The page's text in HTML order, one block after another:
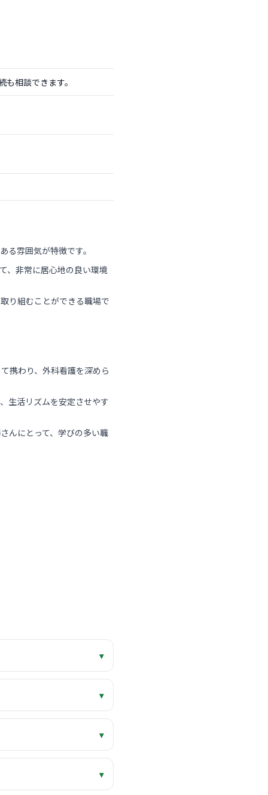
相談できます。
る雰囲気が特徴です。
、非常に居心地の良い環境
り組むことができる職場で
携わり、外科看護を深めら
生活リズムを安定させやす
んにとって、学びの多い職
▾
▾
▾
▾